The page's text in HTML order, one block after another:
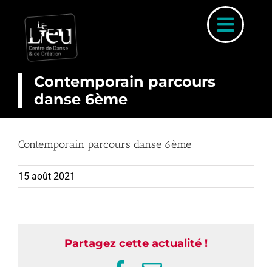
content
Toggle
A
PARCOURS
Contemporain parcours
danse 6ème
Contemporain parcours danse 6ème
15 août 2021
Partagez cette actualité !